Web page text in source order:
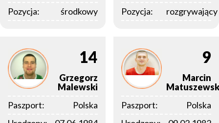
Pozycja: środkowy Pozycja: rozgrywający
14
Grzegorz
Malewski
Paszport:
Polska
9
Marcin
Paszport:
Polska